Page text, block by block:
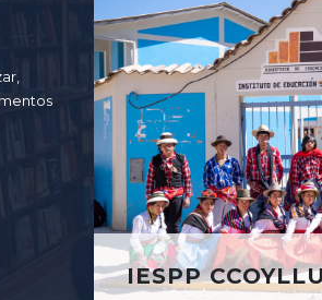
IESPP